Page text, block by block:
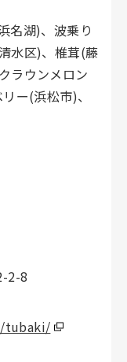
名湖)、波乗り
水区)、椎茸(藤
ラウンメロン
ー(浜松市)、
2-8
tubaki/